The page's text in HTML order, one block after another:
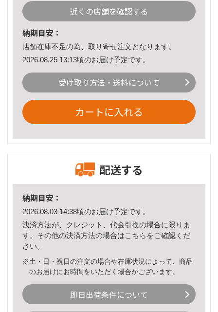
近くの店舗を確認する
納期目安：
店舗在庫不足の為、取り寄せ注文となります。
2026.08.25 13:13頃のお届け予定です。
受け取り方法・送料について
カートに入れる
配送する
納期目安：
2026.08.03 14:38頃のお届け予定です。
決済方法が、クレジット、代金引換の場合に限りま
す。その他の決済方法の場合はこちら をご確認くだ
さい。
※土・日・祝日の注文の場合や在庫状況によって、商品
のお届けにお時間をいただく場合がございます。
即日出荷条件について